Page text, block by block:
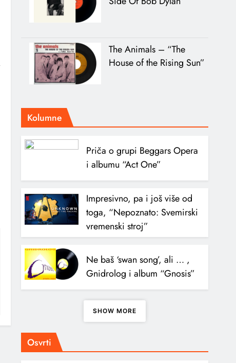
The Animals – “The
House of the Rising Sun”
Kolumne
Priča o grupi Beggars Opera
i albumu “Act One”
Impresivno, pa i još više od
toga, “Nepoznato: Svemirski
vremenski stroj”
Ne baš ‘swan song’, ali … ,
Gnidrolog i album “Gnosis”
SHOW MORE
Osvrti